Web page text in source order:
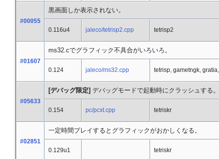
#00055
黒画面しか表示されない。
0.116u4 jaleco/tetrisp2.cpp tetrisp2
#01607
ms32.cでグラフィック不具合がいろいろ。
0.124 jaleco/ms32.cpp tetrisp, gametngk,
#05633
[デバッグ限定] デバッグモードで起動時にクラッシュする。
0.154 pc/pcxt.cpp tetriskr
#02851
一定時間プレイするとグラフィックがおかしくなる。
0.129u1 tetriskr